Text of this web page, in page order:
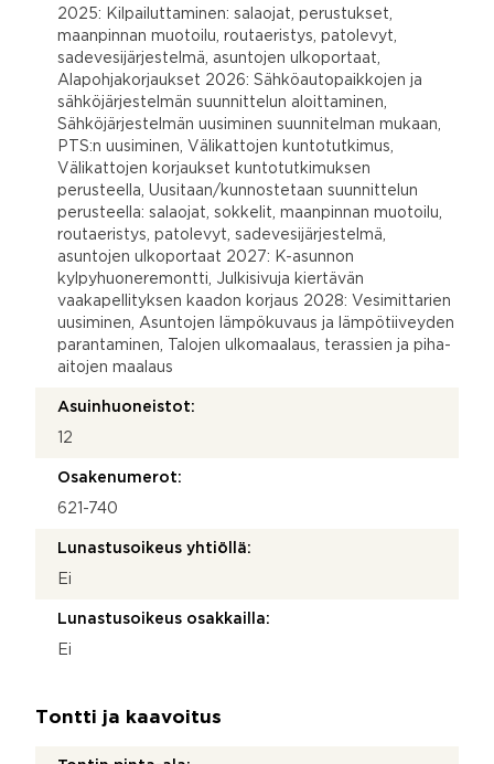
2025: Kilpailuttaminen: salaojat, perustukset,
maanpinnan muotoilu, routaeristys, patolevyt,
sadevesijärjestelmä, asuntojen ulkoportaat,
Alapohjakorjaukset 2026: Sähköautopaikkojen ja
sähköjärjestelmän suunnittelun aloittaminen,
Sähköjärjestelmän uusiminen suunnitelman mukaan,
PTS:n uusiminen, Välikattojen kuntotutkimus,
Välikattojen korjaukset kuntotutkimuksen
perusteella, Uusitaan/kunnostetaan suunnittelun
perusteella: salaojat, sokkelit, maanpinnan muotoilu,
routaeristys, patolevyt, sadevesijärjestelmä,
asuntojen ulkoportaat 2027: K-asunnon
kylpyhuoneremontti, Julkisivuja kiertävän
vaakapellityksen kaadon korjaus 2028: Vesimittarien
uusiminen, Asuntojen lämpökuvaus ja lämpötiiveyden
parantaminen, Talojen ulkomaalaus, terassien ja piha-
aitojen maalaus
Asuinhuoneistot:
12
Osakenumerot:
621-740
Lunastusoikeus yhtiöllä:
Ei
Lunastusoikeus osakkailla:
Ei
Tontti ja kaavoitus